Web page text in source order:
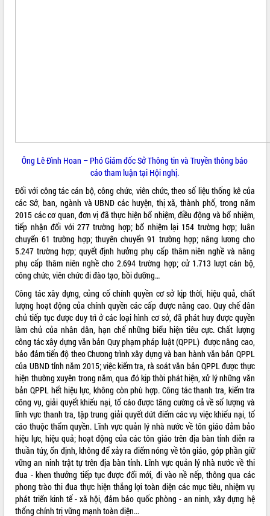
Ông Lê Đình Hoan – Phó Giám đốc Sở Thông tin và Truyền thông báo
cáo tham luận tại Hội nghị.
Đối với công tác cán bộ, công chức, viên chức, theo số liệu thống kê của
các Sở, ban, ngành và UBND các huyện, thị xã, thành phố, trong năm
2015 các cơ quan, đơn vị đã thực hiện bổ nhiệm, điều động và bổ nhiệm,
tiếp nhận đối với 277 trường hợp; bổ nhiệm lại 154 trường hợp; luân
chuyển 61 trường hợp; thuyên chuyển 91 trường hợp; nâng lương cho
5.247 trường hợp; quyết định hưởng phụ cấp thâm niên nghề và nâng
phụ cấp thâm niên nghề cho 2.694 trường hợp; cử 1.713 lượt cán bộ,
công chức, viên chức đi đào tạo, bồi dưỡng…
Công tác xây dựng, củng cố chính quyền cơ sở kịp thời, hiệu quả, chất
lượng hoạt động của chính quyền các cấp được nâng cao. Quy chế dân
chủ tiếp tục được duy trì ở các loại hình cơ sở, đã phát huy được quyền
làm chủ của nhân dân, hạn chế những biểu hiện tiêu cực. Chất lượng
công tác xây dựng văn bản Quy phạm pháp luật (QPPL) được nâng cao,
bảo đảm tiến độ theo Chương trình xây dựng và ban hành văn bản QPPL
của UBND tỉnh năm 2015; việc kiểm tra, rà soát văn bản QPPL được thực
hiện thường xuyên trong năm, qua đó kịp thời phát hiện, xử lý những văn
bản QPPL hết hiệu lực, không còn phù hợp. Công tác thanh tra, kiểm tra
công vụ, giải quyết khiếu nại, tố cáo được tăng cường cả về số lượng và
lĩnh vực thanh tra, tập trung giải quyết dứt điểm các vụ việc khiếu nại, tố
cáo thuộc thẩm quyền. Lĩnh vực quản lý nhà nước về tôn giáo đảm bảo
hiệu lực, hiệu quả; hoạt động của các tôn giáo trên địa bàn tỉnh diễn ra
thuần túy, ổn định, không để xảy ra điểm nóng về tôn giáo, góp phần giữ
vững an ninh trật tự trên địa bàn tỉnh. Lĩnh vực quản lý nhà nước về thi
đua - khen thưởng tiếp tục được đổi mới, đi vào nề nếp, thông qua các
phong trào thi đua thực hiện thắng lợi toàn diện các mục tiêu, nhiệm vụ
phát triển kinh tế - xã hội, đảm bảo quốc phòng - an ninh, xây dựng hệ
thống chính trị vững mạnh toàn diện...